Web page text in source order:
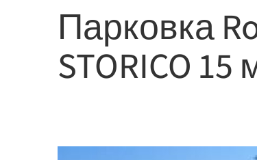
Парковка
STORICO 15